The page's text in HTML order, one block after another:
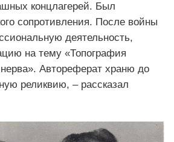
концлагерей. Был
сопротивления. После войны
деятельность,
на тему «Топография
Автореферат храню до
реликвию, – рассказал